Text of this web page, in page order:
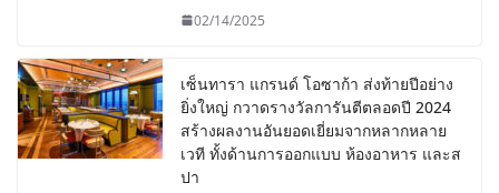
02/14/2025
เซ็นทารา แกรนด์ โอซาก้า ส่งท้ายปีอย่าง
ยิ่งใหญ่ กวาดรางวัลการันตีตลอดปี 2024
สร้างผลงานอันยอดเยี่ยมจากหลากหลาย
เวที ทั้งด้านการออกแบบ ห้องอาหาร และส
ปา